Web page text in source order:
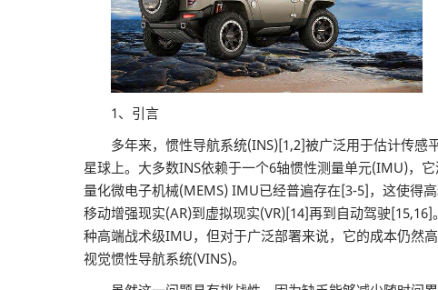
1、引言
多年来，惯性导航系统(INS)[1,2]被广泛用于估计传感
星球上。大多数INS依赖于一个6轴惯性测量单元(IMU)，
量化微电子机械(MEMS) IMU已经普遍存在[3-5]，这使得
移动增强现实(AR)到虚拟现实(VR)[14]再到自动驾驶
种高端战术级IMU，但对于广泛部署来说，它的成本仍然
视觉惯性导航系统(VINS)。